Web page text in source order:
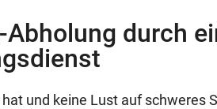
durch
und keine Lust auf schweres